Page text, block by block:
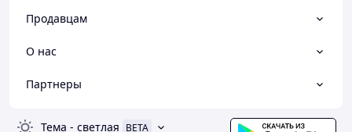
Продавцам
О нас
Партнеры
Тема - светлая BETA